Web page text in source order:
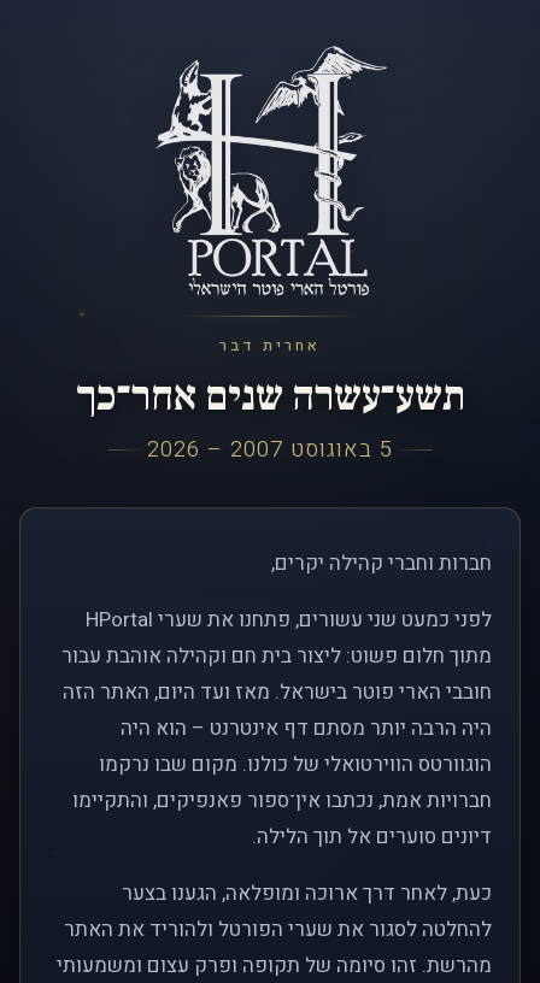
אחרית דבר
תשע־עשרה שנים אחר־כך
5 באוגוסט 2007 – 2026
חברות וחברי קהילה יקרים,
לפני כמעט שני עשורים, פתחנו את שערי HPortal
מתוך חלום פשוט: ליצור בית חם וקהילה אוהבת עבור
חובבי הארי פוטר בישראל. מאז ועד היום, האתר הזה
היה הרבה יותר מסתם דף אינטרנט – הוא היה
הוגוורטס הווירטואלי של כולנו. מקום שבו נרקמו
חברויות אמת, נכתבו אין־ספור פאנפיקים, והתקיימו
דיונים סוערים אל תוך הלילה.
כעת, לאחר דרך ארוכה ומופלאה, הגענו בצער
להחלטה לסגור את שערי הפורטל ולהוריד את האתר
מהרשת. זהו סיומה של תקופה ופרק עצום ומשמעותי